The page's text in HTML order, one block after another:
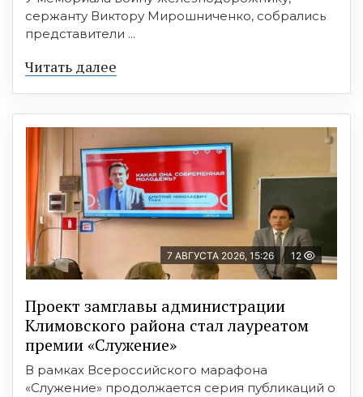
сержанту Виктору Мирошниченко, собрались
представители ...
Читать далее
7 АВГУСТА 2026, 15:26 12
Проект замглавы администрации
Климовского района стал лауреатом
премии «Служение»
В рамках Всероссийского марафона
«Служение» продолжается серия публикаций о